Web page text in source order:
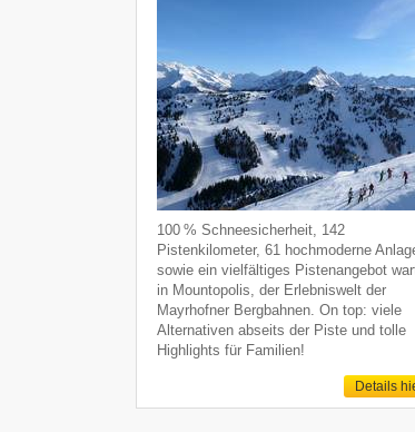
100 % Schneesicherheit, 142
Pistenkilometer, 61 hochmoderne
sowie ein vielfältiges Pistenangebot
in Mountopolis, der Erlebniswelt der
Mayrhofner Bergbahnen. On top: viele
Alternativen abseits der Piste und tolle
Highlights für Familien!
Details